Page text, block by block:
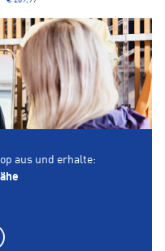
aus und erhalte: